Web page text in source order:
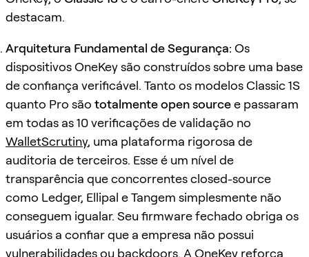
destacam.
Arquitetura Fundamental de Segurança: Os
dispositivos OneKey são construídos sobre uma base
de confiança verificável. Tanto os modelos Classic 1S
quanto Pro são totalmente open sourcee passaram
em todas as 10 verificações de validação no
WalletScrutiny, uma plataforma rigorosa de
auditoria de terceiros. Esse é um nível de
transparência que concorrentes closed-source
como Ledger, Ellipal e Tangem simplesmente não
conseguem igualar. Seu firmware fechado obriga os
usuários a confiar que a empresa não possui
vulnerabilidades ou backdoors. A OneKey reforça